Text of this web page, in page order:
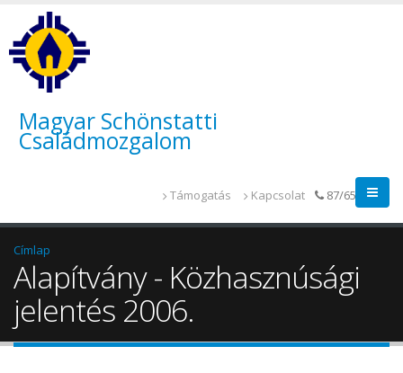
Magyar Schönstatti
Családmozgalom
Támogatás Kapcsolat 87/655-014
Címlap
Alapítvány - Közhasznúsági
jelentés 2006.